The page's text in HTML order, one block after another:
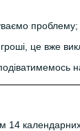
проблему;
це вже